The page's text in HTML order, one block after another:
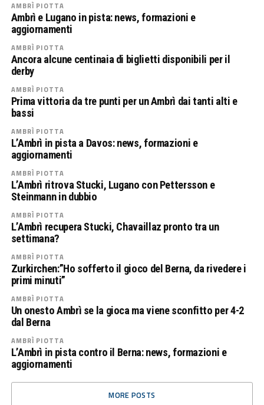
AMBRÌ PIOTTA
Ambrì e Lugano in pista: news, formazioni e
aggiornamenti
AMBRÌ PIOTTA
Ancora alcune centinaia di biglietti disponibili per il
derby
AMBRÌ PIOTTA
Prima vittoria da tre punti per un Ambrì dai tanti alti e
bassi
AMBRÌ PIOTTA
L’Ambrì in pista a Davos: news, formazioni e
aggiornamenti
AMBRÌ PIOTTA
L’Ambrì ritrova Stucki, Lugano con Pettersson e
Steinmann in dubbio
AMBRÌ PIOTTA
L’Ambrì recupera Stucki, Chavaillaz pronto tra un
settimana?
AMBRÌ PIOTTA
Zurkirchen:”Ho sofferto il gioco del Berna, da rivedere i
primi minuti”
AMBRÌ PIOTTA
Un onesto Ambrì se la gioca ma viene sconfitto per 4-2
dal Berna
AMBRÌ PIOTTA
L’Ambrì in pista contro il Berna: news, formazioni e
aggiornamenti
MORE POSTS